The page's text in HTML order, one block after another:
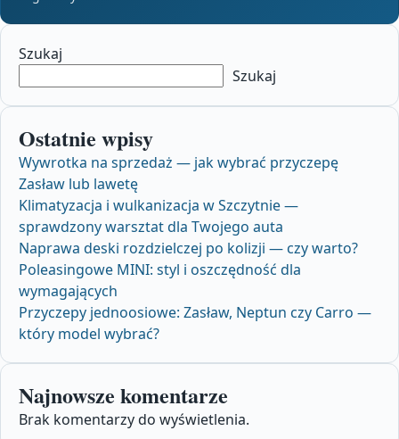
Szukaj
Szukaj
Ostatnie wpisy
Wywrotka na sprzedaż — jak wybrać przyczepę
Zasław lub lawetę
Klimatyzacja i wulkanizacja w Szczytnie —
sprawdzony warsztat dla Twojego auta
Naprawa deski rozdzielczej po kolizji — czy warto?
Poleasingowe MINI: styl i oszczędność dla
wymagających
Przyczepy jednoosiowe: Zasław, Neptun czy Carro —
który model wybrać?
Najnowsze komentarze
Brak komentarzy do wyświetlenia.